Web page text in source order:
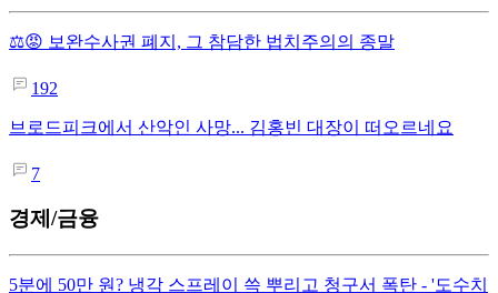
⚖️😡 보완수사권 폐지, 그 참담한 법치주의의 종말
192
브로드피크에서 산악인 사망... 김홍빈 대장이 떠오르네요
7
경제/금융
5분에 50만 원? 냉각 스프레이 쓱 뿌리고 청구서 폭탄 - '도수치